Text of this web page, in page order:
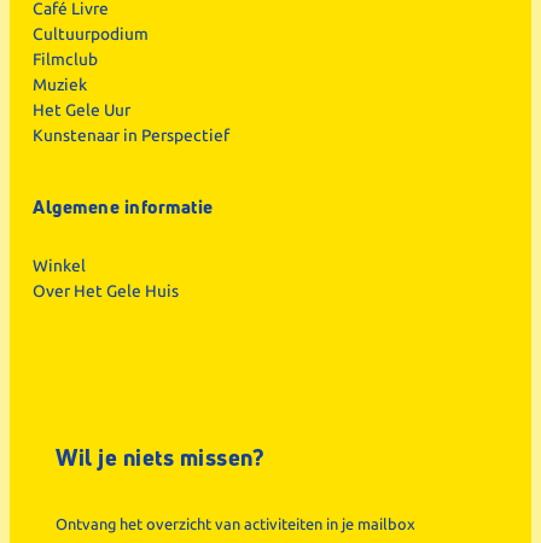
Café Livre
Cultuurpodium
Filmclub
Muziek
Het Gele Uur
Kunstenaar in Perspectief
Algemene informatie
Winkel
Over Het Gele Huis
Wil je niets missen?
Ontvang het overzicht van activiteiten in je mailbox